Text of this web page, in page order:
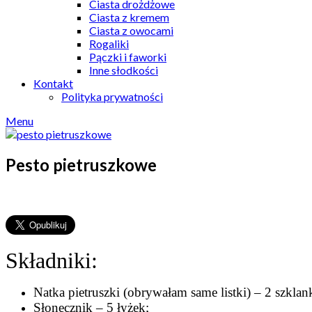
Ciasta drożdżowe
Ciasta z kremem
Ciasta z owocami
Rogaliki
Pączki i faworki
Inne słodkości
Kontakt
Polityka prywatności
Menu
Pesto pietruszkowe
Składniki:
Natka pietruszki (obrywałam same listki) – 2
Słonecznik – 5 łyżek;